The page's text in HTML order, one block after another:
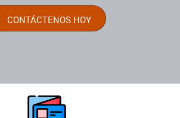
CONTÁCTENOS HOY